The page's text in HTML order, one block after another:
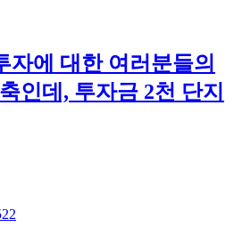
자에 대한 여러분들의
인데, 투자금 2천 단지